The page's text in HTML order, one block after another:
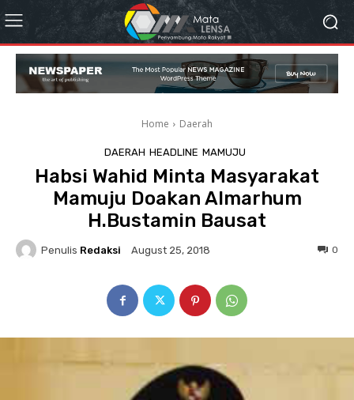
Home Daerah
DAERAH HEADLINE MAMUJU
Habsi Wahid Minta Masyarakat
Mamuju Doakan Almarhum
H.Bustamin Bausat
Penulis Redaksi August 25, 2018 0